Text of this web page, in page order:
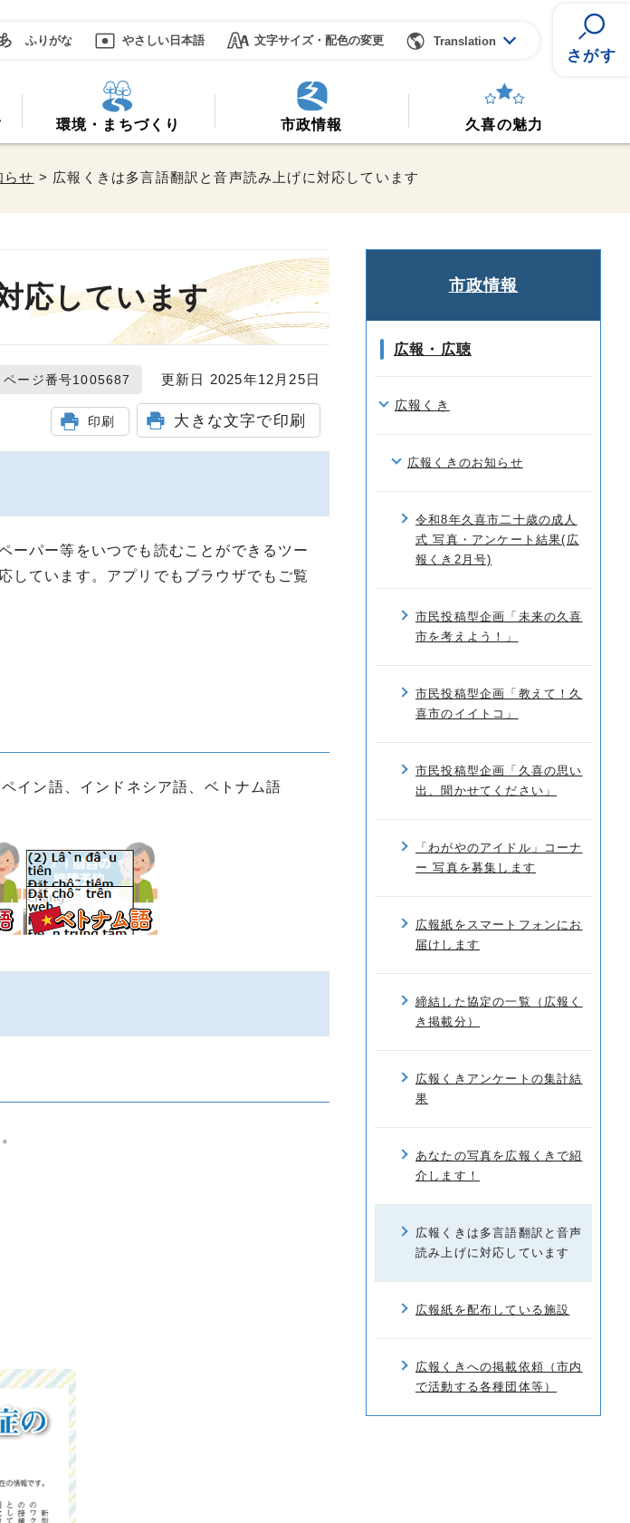
ふりがな やさしい日本語 文字サイズ・配色の変更 Translation
さがす
環境・まちづくり 市政情報 久喜の魅力
らせ > 広報くきは多言語翻訳と音声読み上げに対応しています
応しています
ページ番号1005687 更新日 2025年12月25日
印刷 大きな文字で印刷
ーパー等をいつでも読むことができるツー
しています。アプリでもブラウザでもご覧
イン語、インドネシア語、ベトナム語
市政情報
広報・広聴
広報くき
広報くきのお知らせ
令和8年久喜市二十歳の成人
式 写真・アンケート結果(広
報くき2月号)
市民投稿型企画「未来の久喜
市を考えよう！」
市民投稿型企画「教えて！久
喜市のイイトコ」
市民投稿型企画「久喜の思い
出、聞かせてください」
「わがやのアイドル」コーナ
ー 写真を募集します
広報紙をスマートフォンにお
届けします
締結した協定の一覧（広報く
き掲載分）
広報くきアンケートの集計結
果
あなたの写真を広報くきで紹
介します！
広報くきは多言語翻訳と音声
読み上げに対応しています
広報紙を配布している施設
広報くきへの掲載依頼（市内
で活動する各種団体等）